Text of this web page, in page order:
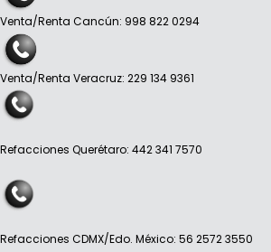
Venta/Renta Cancún: 998 822 0294
Venta/Renta Veracruz: 229 134 9361
Refacciones Querétaro: 442 341 7570
Refacciones CDMX/Edo. México: 56 2572 3550